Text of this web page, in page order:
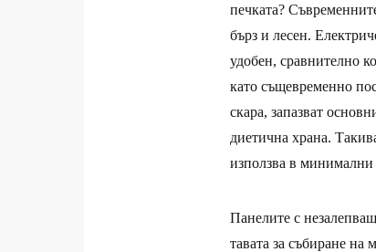
печката?
бърз и лесен.
удобен, сравнително
като същевременно
скара, запазват
диетична храна.
използва в минимални
Панелите с
тавата за събиране